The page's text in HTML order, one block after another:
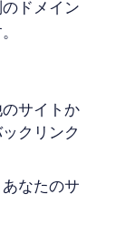
ドメイン
のサイトか
クリンク
あなたのサ